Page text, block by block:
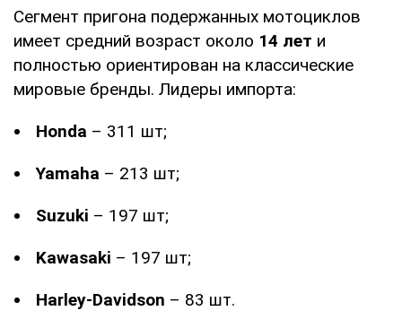
Сегмент пригона подержанных мотоциклов
имеет средний возраст около 14 лет и
полностью ориентирован на классические
мировые бренды. Лидеры импорта:
Honda – 311 шт;
Yamaha – 213 шт;
Suzuki – 197 шт;
Kawasaki – 197 шт;
Harley-Davidson – 83 шт.